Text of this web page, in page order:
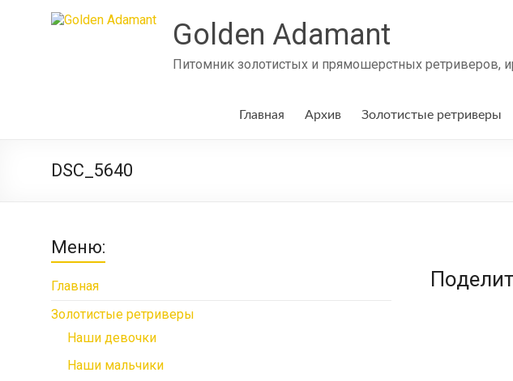
Golden Adamant
Питомник золотистых и прямошерстных ретриверов,
Главная Архив Золотистые ретриверы
DSC_5640
Меню:
Главная
Золотистые ретриверы
Наши девочки
Наши мальчики